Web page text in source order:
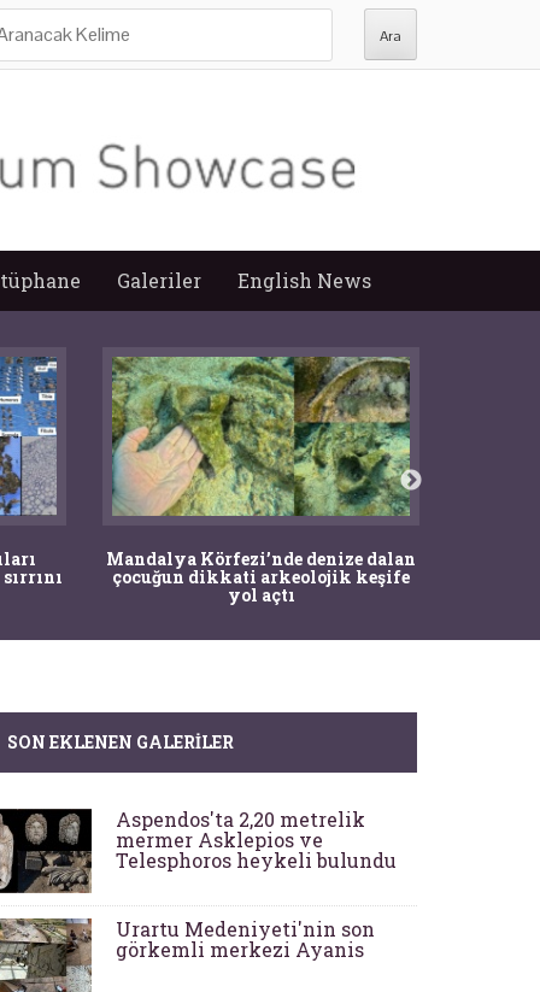
Galeriler English News
Mandalya Körfezi’nde denize dalan
çocuğun dikkati arkeolojik keşife
yol açtı
SON EKLENEN GALERILER
Aspendos'ta 2,20 metrelik
mermer Asklepios ve
Telesphoros heykeli bulundu
Urartu Medeniyeti'nin son
görkemli merkezi Ayanis